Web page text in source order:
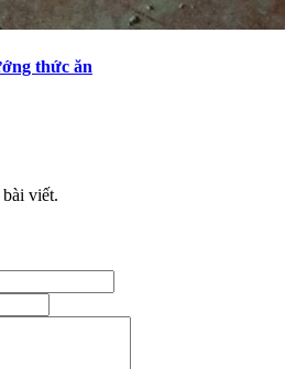
thức ăn
viết.